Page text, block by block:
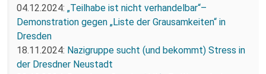
04.12.2024: „Teilhabe ist nicht verhandelbar“–
Demonstration gegen „Liste der Grausamkeiten“ in
Dresden
18.11.2024: Nazigruppe sucht (und bekommt) Stress in
der Dresdner Neustadt